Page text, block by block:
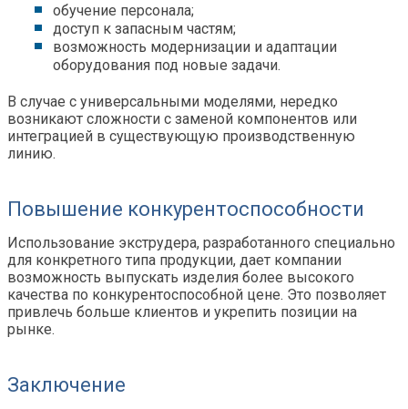
обучение персонала;
доступ к запасным частям;
возможность модернизации и адаптации
оборудования под новые задачи.
В случае с универсальными моделями, нередко
возникают сложности с заменой компонентов или
интеграцией в существующую производственную
линию.
Повышение конкурентоспособности
Использование экструдера, разработанного специально
для конкретного типа продукции, дает компании
возможность выпускать изделия более высокого
качества по конкурентоспособной цене. Это позволяет
привлечь больше клиентов и укрепить позиции на
рынке.
Заключение